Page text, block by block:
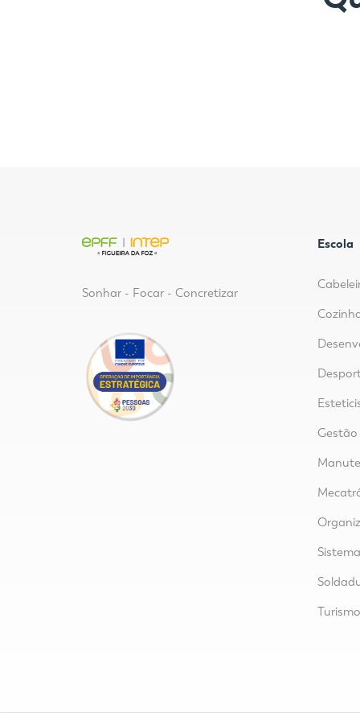
Sonhar - Focar - Concretizar
Escola
Gestão
Turismo